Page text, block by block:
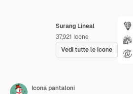
Surang Lineal
37,921 Icone
Vedi tutte le icone
Icona pantaloni